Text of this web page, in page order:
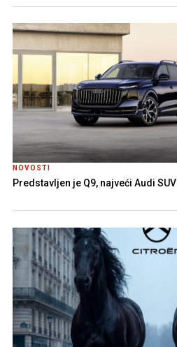
NOVOSTI
Predstavljen je Q9, najveći Audi SUV